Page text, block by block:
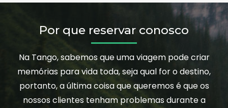
Por que reservar conosco
Na Tango, sabemos que uma viagem pode criar
memórias para vida toda, seja qual for o destino,
portanto, a última coisa que queremos é que os
nossos clientes tenham problemas durante a